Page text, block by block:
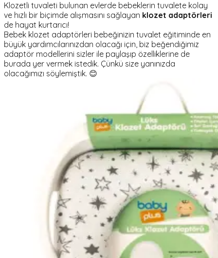
Klozetli tuvaleti bulunan evlerde bebeklerin tuvalete kolay
ve hızlı bir biçimde alışmasını sağlayan klozet adaptörleri
de hayat kurtarıcı!
Bebek klozet adaptörleri bebeğinizin tuvalet eğitiminde en
büyük yardımcılarınızdan olacağı için, biz beğendiğimiz
adaptör modellerini sizler ile paylaşıp özelliklerine de
burada yer vermek istedik. Çünkü size yanınızda
olacağımızı söylemiştik. 😊